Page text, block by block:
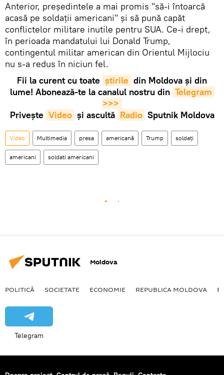
Anterior, președintele a mai promis "să-i întoarcă
acasă pe soldații americani" și să pună capăt
conflictelor militare inutile pentru SUA. Ce-i drept,
în perioada mandatului lui Donald Trump,
contingentul militar american din Orientul Mijlociu
nu s-a redus în niciun fel.
Fii la curent cu toate știrile din Moldova și din
lume! Abonează-te la canalul nostru din Telegram
>>>
Privește Video și ascultă Radio Sputnik Moldova
Video Multimedia presa americană Trump soldați
americani soldati americani
Moldova
POLITICĂ SOCIETATE ECONOMIE REPUBLICA MOLDOVA
Telegram